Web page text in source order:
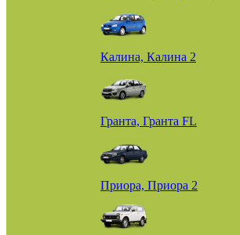
Калина, Калина 2
Гранта, Гранта FL
Приора, Приора 2